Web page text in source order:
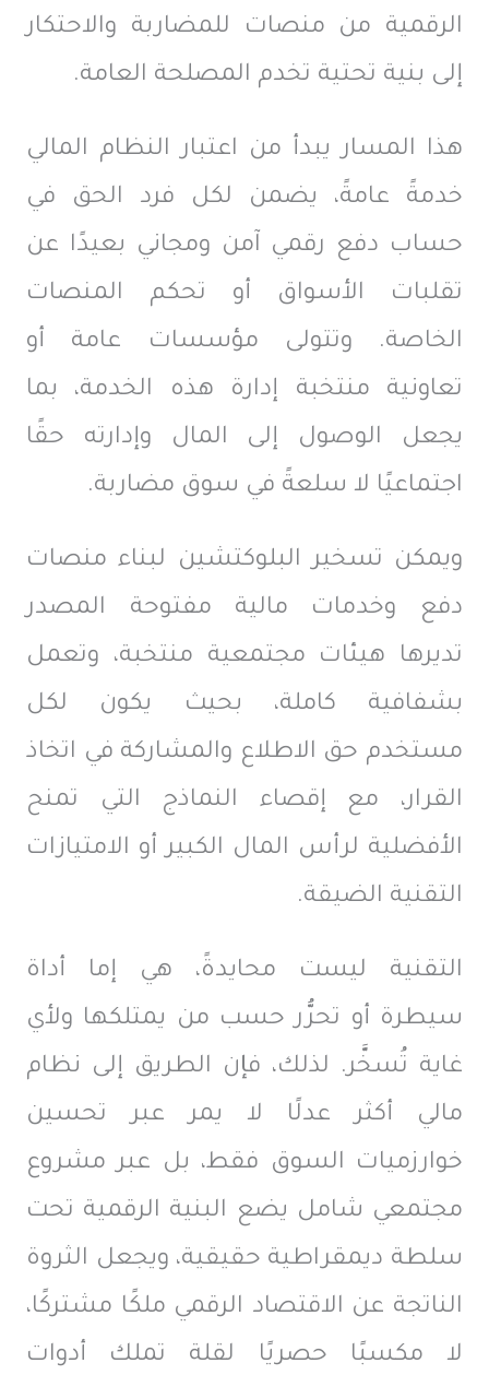
الرقمية من منصات للمضاربة والاحتكار
إلى بنية تحتية تخدم المصلحة العامة.
هذا المسار يبدأ من اعتبار النظام المالي
خدمةً عامةً، يضمن لكل فرد الحق في
حساب دفع رقمي آمن ومجاني بعيدًا عن
تقلبات الأسواق أو تحكم المنصات
الخاصة. وتتولى مؤسسات عامة أو
تعاونية منتخبة إدارة هذه الخدمة، بما
يجعل الوصول إلى المال وإدارته حقًا
اجتماعيًا لا سلعةً في سوق مضاربة.
ويمكن تسخير البلوكتشين لبناء منصات
دفع وخدمات مالية مفتوحة المصدر
تديرها هيئات مجتمعية منتخبة، وتعمل
بشفافية كاملة، بحيث يكون لكل
مستخدم حق الاطلاع والمشاركة في اتخاذ
القرار، مع إقصاء النماذج التي تمنح
الأفضلية لرأس المال الكبير أو الامتيازات
التقنية الضيقة.
التقنية ليست محايدةً، هي إما أداة
سيطرة أو تحرُّر حسب من يمتلكها ولأي
غاية تُسخَّر. لذلك، فإن الطريق إلى نظام
مالي أكثر عدلًا لا يمر عبر تحسين
خوارزميات السوق فقط، بل عبر مشروع
مجتمعي شامل يضع البنية الرقمية تحت
سلطة ديمقراطية حقيقية، ويجعل الثروة
الناتجة عن الاقتصاد الرقمي ملكًا مشتركًا،
لا مكسبًا حصريًا لقلة تملك أدوات